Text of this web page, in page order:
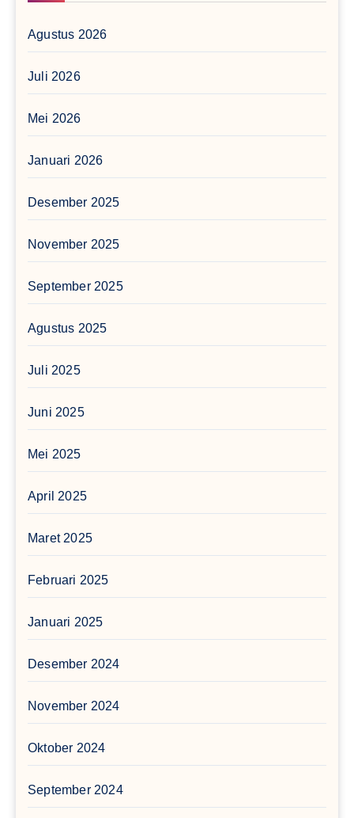
Agustus 2026
Juli 2026
Mei 2026
Januari 2026
Desember 2025
November 2025
September 2025
Agustus 2025
Juli 2025
Juni 2025
Mei 2025
April 2025
Maret 2025
Februari 2025
Januari 2025
Desember 2024
November 2024
Oktober 2024
September 2024